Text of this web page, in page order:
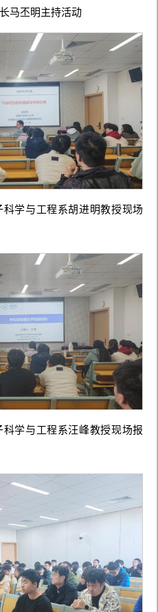
马丕明主持活动
学与工程系胡进明教授现场
学与工程系汪峰教授现场报